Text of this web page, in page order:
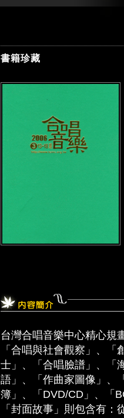
書籍珍藏
台灣合唱音樂中心精心規
「合唱與社會觀察」、
士」、「合唱臉譜」、「
語」、「作曲家圖像」、
簿」、「DVD/CD」、「
「封面故事」則包含有